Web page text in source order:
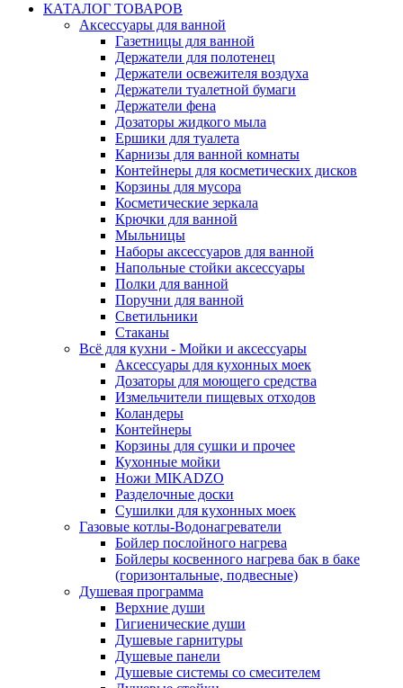
КАТАЛОГ ТОВАРОВ
Аксессуары для ванной
Газетницы для ванной
Держатели для полотенец
Держатели освежителя воздуха
Держатели туалетной бумаги
Держатели фена
Дозаторы жидкого мыла
Ершики для туалета
Карнизы для ванной комнаты
Контейнеры для косметических дисков
Корзины для мусора
Косметические зеркала
Крючки для ванной
Мыльницы
Наборы аксессуаров для ванной
Напольные стойки аксессуары
Полки для ванной
Поручни для ванной
Светильники
Стаканы
Всё для кухни - Мойки и аксессуары
Аксессуары для кухонных моек
Дозаторы для моющего средства
Измельчители пищевых отходов
Коландеры
Контейнеры
Корзины для сушки и прочее
Кухонные мойки
Ножи MIKADZO
Разделочные доски
Сушилки для кухонных моек
Газовые котлы-Водонагреватели
Бойлер послойного нагрева
Бойлеры косвенного нагрева бак в баке
(горизонтальные, подвесные)
Душевая программа
Верхние души
Гигиенические души
Душевые гарнитуры
Душевые панели
Душевые системы со смесителем